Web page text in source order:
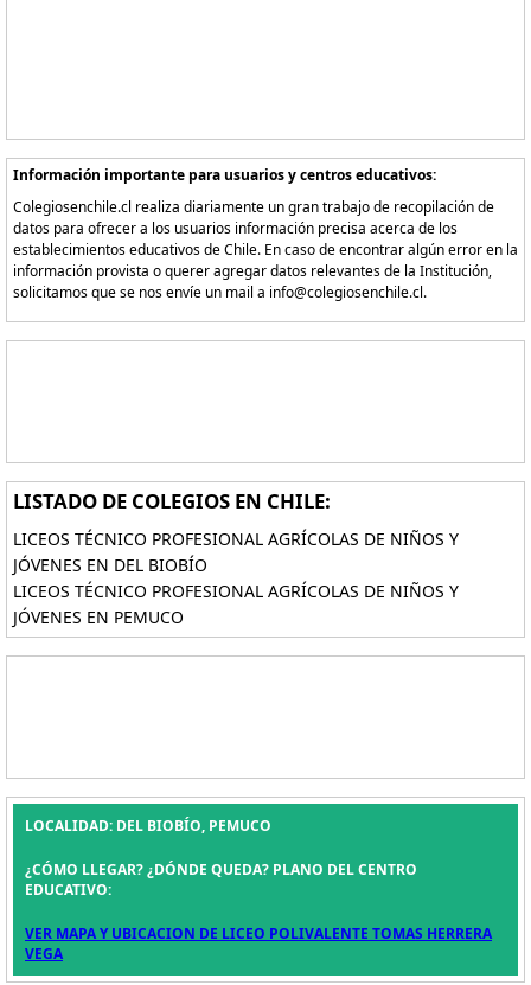
Información importante para usuarios y centros educativos:
Colegiosenchile.cl realiza diariamente un gran trabajo de recopilación de
datos para ofrecer a los usuarios información precisa acerca de los
establecimientos educativos de Chile. En caso de encontrar algún error en la
información provista o querer agregar datos relevantes de la Institución,
solicitamos que se nos envíe un mail a info@colegiosenchile.cl.
LISTADO DE COLEGIOS EN CHILE:
LICEOS TÉCNICO PROFESIONAL AGRÍCOLAS DE NIÑOS Y
JÓVENES EN DEL BIOBÍO
LICEOS TÉCNICO PROFESIONAL AGRÍCOLAS DE NIÑOS Y
JÓVENES EN PEMUCO
LOCALIDAD: DEL BIOBÍO, PEMUCO
¿CÓMO LLEGAR? ¿DÓNDE QUEDA? PLANO DEL CENTRO
EDUCATIVO:
VER MAPA Y UBICACION DE LICEO POLIVALENTE TOMAS HERRERA
VEGA